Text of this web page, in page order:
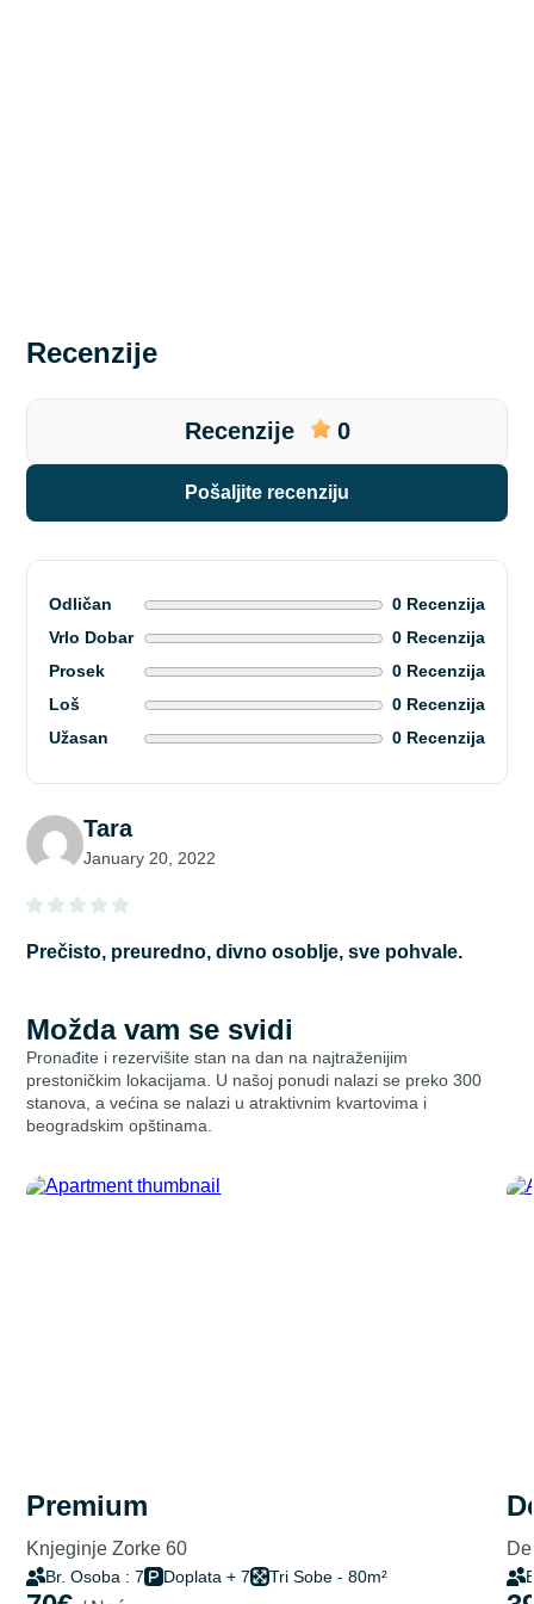
Recenzije
Recenzije 0
pošaljite recenziju
Odličan
0 Recenzija
Vrlo Dobar
0 Recenzija
Prosek
0 Recenzija
Loš
0 Recenzija
Užasan
0 Recenzija
Tara
January 20, 2022
Prečisto, preuredno, divno osoblje, sve pohvale.
Možda vam se svidi
Pronađite i rezervišite stan na dan na najtraženijim
prestoničkim lokacijama. U našoj ponudi nalazi se preko 300
stanova, a većina se nalazi u atraktivnim kvartovima i
beogradskim opštinama.
premium
Knjeginje Zorke 60
Br. Osoba : 7 Doplata + 7 Tri Sobe - 80m²